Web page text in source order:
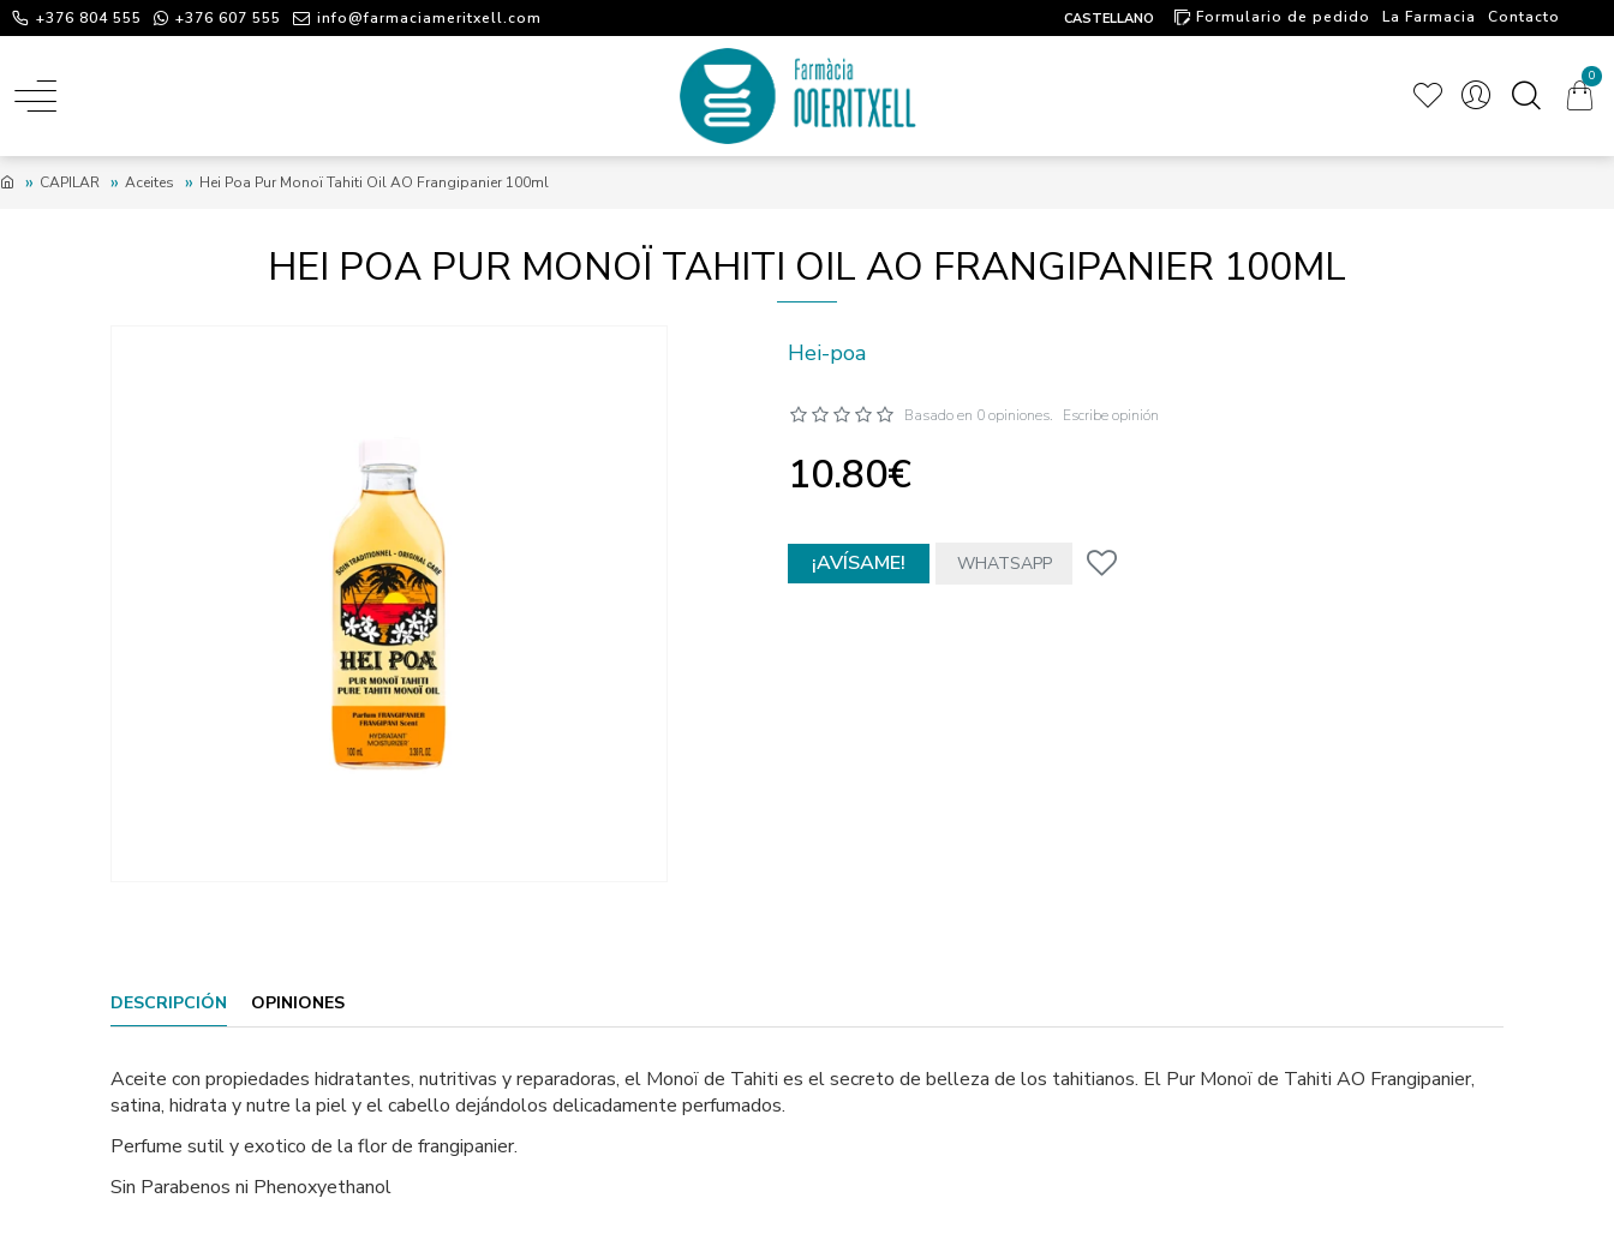
+376 804 555 +376 607 555 info@farmaciameritxell.com CASTELLANO Formulario de pedido La Farmacia
Contacto
0
CAPILAR Aceites Hei Poa Pur Monoï Tahiti Oil AO Frangipanier 100ml
HEI POA PUR MONOÏ TAHITI OIL AO FRANGIPANIER 100ML
Hei-poa
Basado en 0 opiniones. Escribe opinión
10.80€
¡AVÍSAME! WHATSAPP
DESCRIPCIÓN OPINIONES
Aceite con propiedades hidratantes, nutritivas y reparadoras, el Monoï de Tahiti es el secreto de belleza de los tahitianos. El Pur Monoï de Tahiti AO Frangipanier,
satina, hidrata y nutre la piel y el cabello dejándolos delicadamente perfumados.
Perfume sutil y exotico de la flor de frangipanier.
Sin Parabenos ni Phenoxyethanol